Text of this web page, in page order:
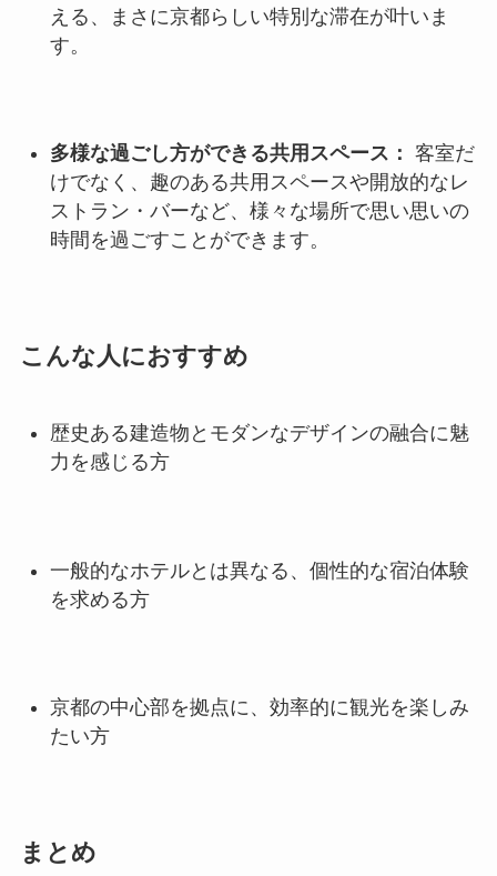
える、まさに京都らしい特別な滞在が叶いま
す。
多様な過ごし方ができる共用スペース： 客室だ
けでなく、趣のある共用スペースや開放的なレ
ストラン・バーなど、様々な場所で思い思いの
時間を過ごすことができます。
こんな人におすすめ
歴史ある建造物とモダンなデザインの融合に魅
力を感じる方
一般的なホテルとは異なる、個性的な宿泊体験
を求める方
京都の中心部を拠点に、効率的に観光を楽しみ
たい方
まとめ